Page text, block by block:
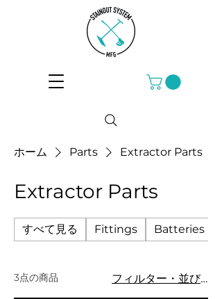
ホーム Parts Extractor Parts
Extractor Parts
すべて見る Fittings Batteries
3点の商品 フィルター・並び替え